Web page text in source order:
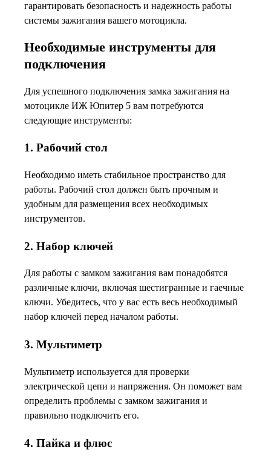
гарантировать безопасность и надежность работы
системы зажигания вашего мотоцикла.
Необходимые инструменты для
подключения
Для успешного подключения замка зажигания на
мотоцикле ИЖ Юпитер 5 вам потребуются
следующие инструменты:
1. Рабочий стол
Необходимо иметь стабильное пространство для
работы. Рабочий стол должен быть прочным и
удобным для размещения всех необходимых
инструментов.
2. Набор ключей
Для работы с замком зажигания вам понадобятся
различные ключи, включая шестигранные и гаечные
ключи. Убедитесь, что у вас есть весь необходимый
набор ключей перед началом работы.
3. Мультиметр
Мультиметр используется для проверки
электрической цепи и напряжения. Он поможет вам
определить проблемы с замком зажигания и
правильно подключить его.
4. Пайка и флюс